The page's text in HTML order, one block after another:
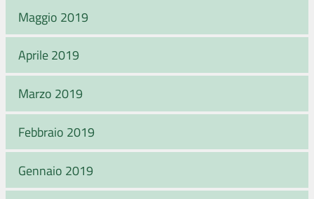
Maggio 2019
Aprile 2019
Marzo 2019
Febbraio 2019
Gennaio 2019